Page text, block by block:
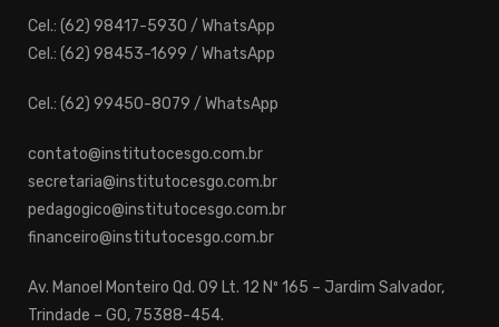
Cel.: (62) 98417-5930 / WhatsApp
Cel.: (62) 98453-1699 / WhatsApp
Cel.: (62) 99450-8079 / WhatsApp
contato@institutocesgo.com.br
secretaria@institutocesgo.com.br
pedagogico@institutocesgo.com.br
financeiro@institutocesgo.com.br
Av. Manoel Monteiro Qd. 09 Lt. 12 Nº 165 – Jardim Salvador,
Trindade – GO, 75388-454.